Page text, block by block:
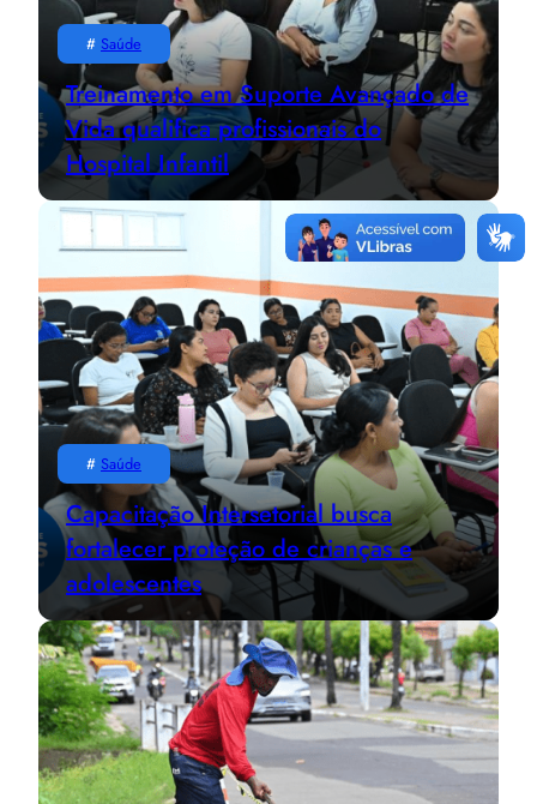
# Saúde
Treinamento em Suporte Avançado de
Vida qualifica profissionais do
Hospital Infantil
# Saúde
Capacitação Intersetorial busca
fortalecer proteção de crianças e
adolescentes